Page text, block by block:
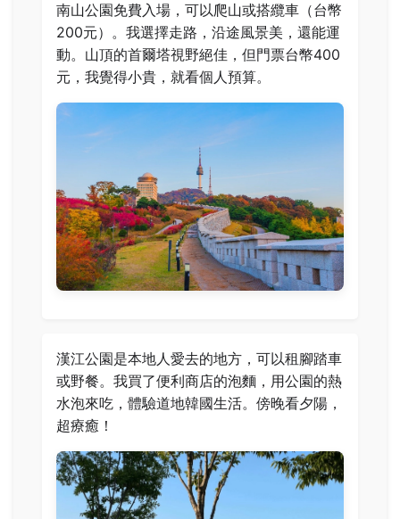
南山公園免費入場，可以爬山或搭纜車（台幣
200元）。我選擇走路，沿途風景美，還能運
動。山頂的首爾塔視野絕佳，但門票台幣400
元，我覺得小貴，就看個人預算。
漢江公園是本地人愛去的地方，可以租腳踏車
或野餐。我買了便利商店的泡麵，用公園的熱
水泡來吃，體驗道地韓國生活。傍晚看夕陽，
超療癒！